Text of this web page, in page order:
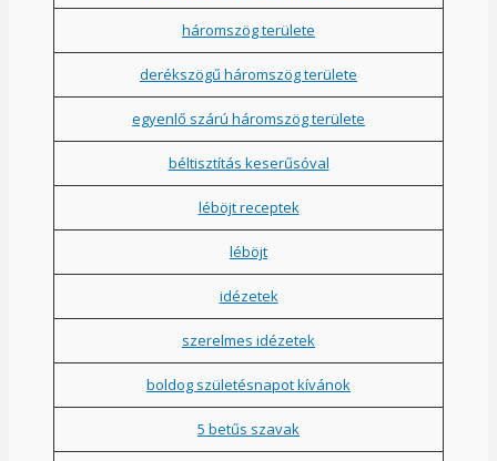
háromszög területe
derékszögű háromszög területe
egyenlő szárú háromszög területe
béltisztítás keserűsóval
léböjt receptek
léböjt
idézetek
szerelmes idézetek
boldog születésnapot kívánok
5 betűs szavak